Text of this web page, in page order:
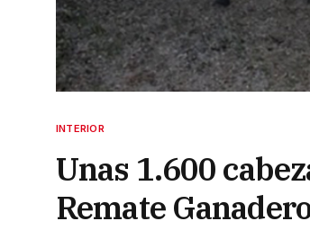
INTERIOR
Unas 1.600
Remate